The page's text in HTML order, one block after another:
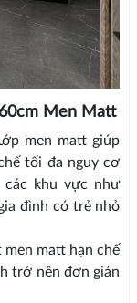
Men Matt
men matt giúp
tối đa nguy cơ
khu vực như
đình có trẻ nhỏ
men matt hạn chế
trở nên đơn giản